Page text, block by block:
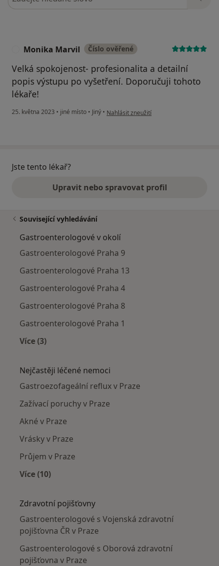
Monika Marvil Číslo ověřené
Velká spokojenost- profesionalita a detailní
popis výstupu po vyšetření. Doporučuji tohoto
lékaře!
25. května 2023 • jiné místo • Jiný • podle názoru uživatele Monika Marvil
Nahlásit zneužití
Jste tento lékař?
Upravit nebo spravovat profil
Související vyhledávání
Gastroenterologové v okolí
Gastroenterologové Praha 9
Gastroenterologové Praha 13
Gastroenterologové Praha 4
Gastroenterologové Praha 8
Gastroenterologové Praha 1
Více (3)
Nejčastěji léčené nemoci
Gastroezofageální reflux v Praze
Zažívací poruchy v Praze
Akné v Praze
Vrásky v Praze
Průjem v Praze
Více (10)
Zdravotní pojišťovny
Gastroenterologové s Vojenská zdravotní
pojišťovna ČR v Praze
Gastroenterologové s Oborová zdravotní
pojišťovna v Praze